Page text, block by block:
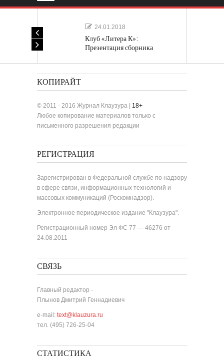
24.01.2018
Клуб «Литера К»:
Презентация сборника
КОПИРАЙТ
© 2011 - 2016 Журнал Клаузура | 18+
Любое копирование материалов только с
письменного разрешения редакции
РЕГИСТРАЦИЯ
Зарегистрирован в Федеральной службе по надзору
в сфере связи, информационных технологий и
массовых коммуникаций (Роскомнадзор).
Электронное периодическое издание "Клаузура".
Регистрационный номер Эл ФС 77 — 46276 от
24.08.2011
СВЯЗЬ
Главный редактор -
Плынов Дмитрий Геннадиевич
e-mail: text@klauzura.ru
тел. (495) 726-25-04
СТАТИСТИКА